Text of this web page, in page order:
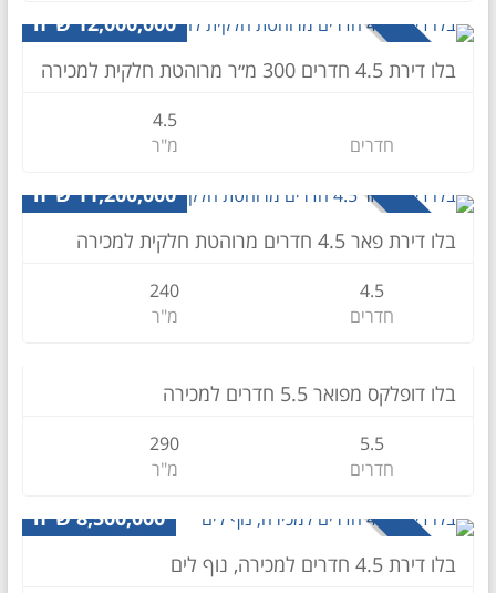
למכירה
12,000,000 ש״ח
בלו דירת 4.5 חדרים 300 מ״ר מרוהטת חלקית למכירה
חדרים
4.5
מ"ר
למכירה
11,200,000 ש״ח
בלו דירת פאר 4.5 חדרים מרוהטת חלקית למכירה
4.5
חדרים
240
מ"ר
למכירה
דופלקס
בלו דופלקס מפואר 5.5 חדרים למכירה
5.5
חדרים
290
מ"ר
למכירה
8,500,000 ש״ח
בלו דירת 4.5 חדרים למכירה, נוף לים